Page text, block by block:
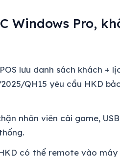
Windows Pro,
lưu danh sách khách +
QH15 yêu cầu HKD
nhân viên cài game,
có thể remote vào